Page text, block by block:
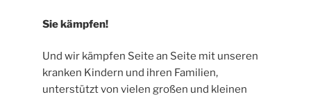
Sie kämpfen!
Und wir kämpfen Seite an Seite mit unseren
kranken Kindern und ihren Familien,
unterstützt von vielen großen und kleinen